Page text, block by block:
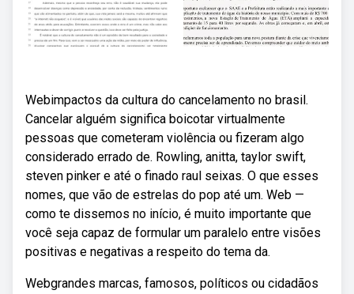
Webimpactos da cultura do cancelamento no brasil.
Cancelar alguém significa boicotar virtualmente
pessoas que cometeram violência ou fizeram algo
considerado errado de. Rowling, anitta, taylor swift,
steven pinker e até o finado raul seixas. O que esses
nomes, que vão de estrelas do pop até um. Web —
como te dissemos no início, é muito importante que
você seja capaz de formular um paralelo entre visões
positivas e negativas a respeito do tema da.
Webgrandes marcas, famosos, políticos ou cidadãos